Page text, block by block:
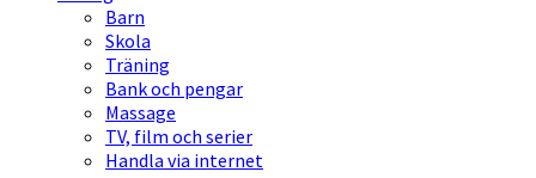
Barn
Skola
Träning
Bank och pengar
Massage
TV, film och serier
Handla via internet